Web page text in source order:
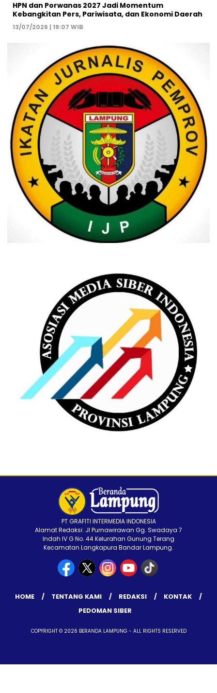
HPN dan Porwanas 2027 Jadi Momentum
Kebangkitan Pers, Pariwisata, dan Ekonomi Daerah
13/07/2026 | 19:07 WIB
PT GRAFITI INTERMEDIA INDONESIA
Alamat Redaksi: Jl Purnawirawan Gg. Swadaya 7
Indah IV G No. 44 Kelurahan Gunung Terang
Kecamatan Langkapura Bandar Lampung.
HOME TENTANG KAMI REDAKSI
KONTAK
PEDOMAN SIBER
COPYRIGHT © 2026 BERANDA LAMPUNG - ALL RIGHTS RESERVED